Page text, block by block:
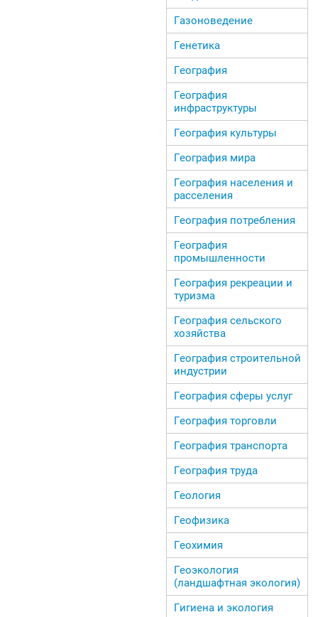
Газоноведение
Генетика
География
География
инфраструктуры
География культуры
География мира
География населения и
расселения
География потребления
География
промышленности
География рекреации и
туризма
География сельского
хозяйства
География строительной
индустрии
География сферы услуг
География торговли
География транспорта
География труда
Геология
Геофизика
Геохимия
Геоэкология
(ландшафтная экология)
Гигиена и экология